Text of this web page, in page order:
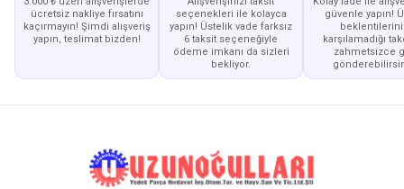
ücretsiz nakliye fırsatını
kaçırmayın! Şimdi alışveriş
yapın, teslimat bizden!
seçenekleri ile kolayca
yapın! Üstelik vade farksız
6 taksit seçeneğiyle
ödeme imkanı da sizleri
bekliyor.
güvenle yapın!
karşılamadığı
zahmetsizce